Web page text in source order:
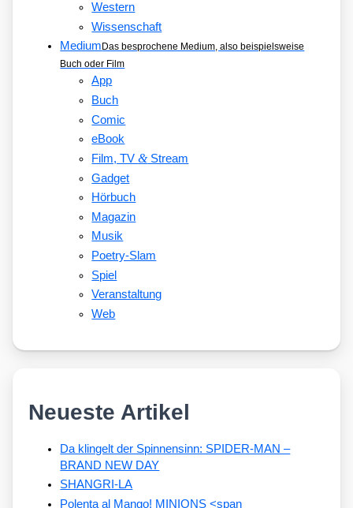
Western
Wissenschaft
Medium Das besprochene Medium, also beispielsweise
Buch oder Film
App
Buch
Comic
eBook
Film, TV&Stream
Gadget
Hörbuch
Magazin
Musik
Poetry-Slam
Spiel
Veranstaltung
Web
Neueste Artikel
Da klingelt der Spinnensinn: SPIDER-MAN –
BRAND NEW DAY
SHANGRI-LA
Polenta al Mango! MINIONS <span